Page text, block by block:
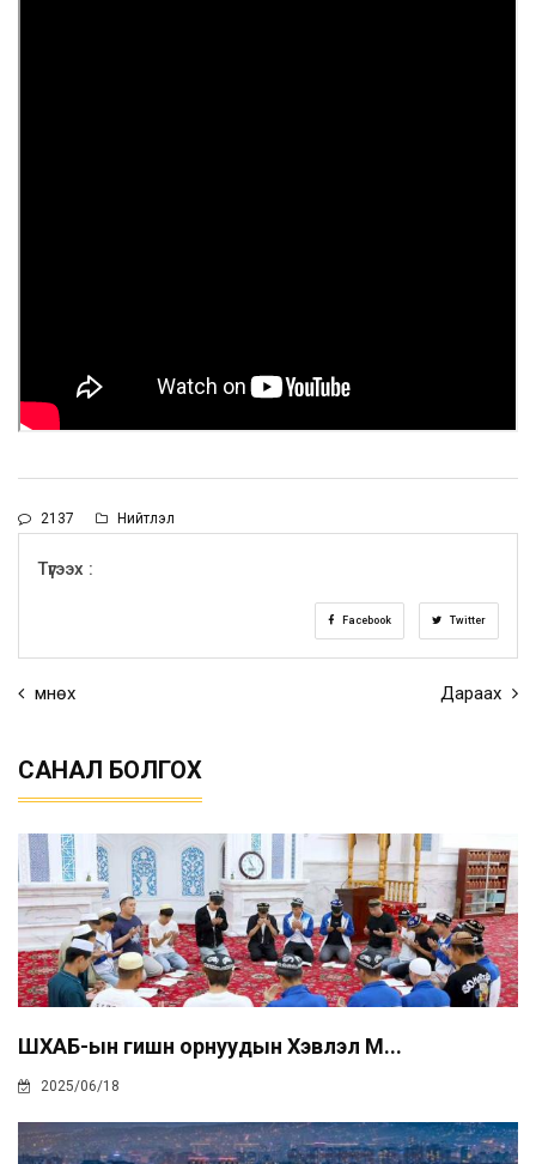
2137 Нийтлэл
Түгээх :
Facebook Twitter
Өмнөх Дараах
САНАЛ БОЛГОХ
ШХАБ-ын гишүүн орнуудын Хэвлэл М...
2025/06/18